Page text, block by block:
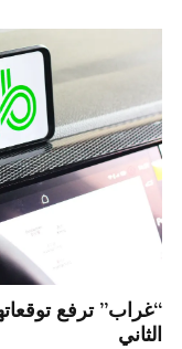
“غراب” ترفع
الثاني